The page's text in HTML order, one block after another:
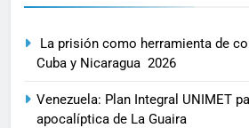
La prisión como herramienta de
Cuba y Nicaragua 2026
Venezuela: Plan Integral UNIMET
apocalíptica de La Guaira